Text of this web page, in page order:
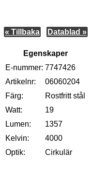
« Tillbaka
Datablad »
Egenskaper
E-nummer: 7747426
Artikelnr:
06060204
Färg:
Rostfritt stål
Watt:
19
Lumen:
1357
Kelvin:
4000
Optik:
Cirkulär